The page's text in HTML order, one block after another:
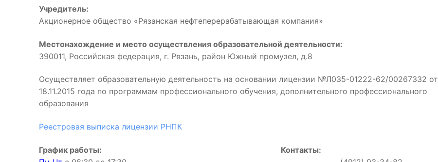
Учредитель:
Акционерное общество «Рязанская нефтеперерабатывающая компания»
Местонахождение и место осуществления образовательной деятельности:
390011, Российская федерация, г. Рязань, район Южный промузел, д.8
Осуществляет образовательную деятельность на основании лицензии №Л035-01222-62/00267332 от
18.11.2015 года по программам профессионального обучения, дополнительного профессионального
образования
Реестровая выписка лицензии РНПК
График работы: Контакты: